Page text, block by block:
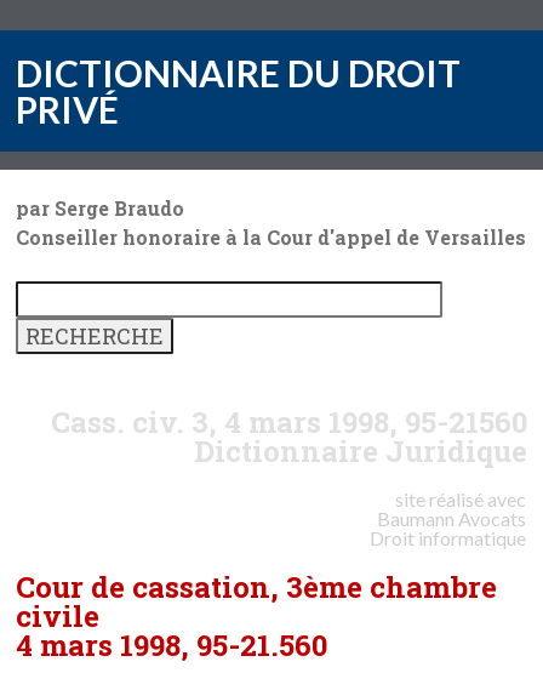
DICTIONNAIRE DU DROIT
PRIVÉ
par Serge Braudo
Conseiller honoraire à la Cour d'appel de Versailles
Cass. civ. 3, 4 mars 1998, 95-21560
Dictionnaire Juridique
site réalisé avec
Baumann Avocats
Droit informatique
Cour de cassation, 3ème chambre
civile
4 mars 1998, 95-21.560